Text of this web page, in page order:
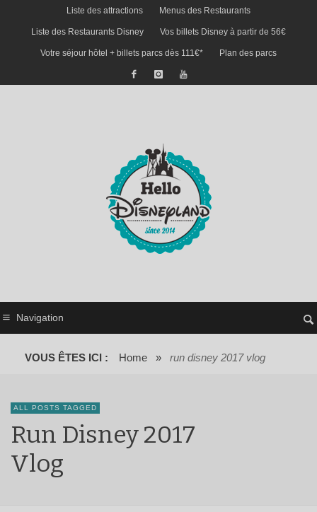
Liste des attractions Menus des Restaurants
Liste des Restaurants Disney Vos billets Disney à partir de 56€
Votre séjour hôtel + billets parcs dès 111€* Plan des parcs
Navigation
VOUS ÊTES ICI : Home » run disney 2017 vlog
ALL POSTS TAGGED
Run Disney 2017
Vlog